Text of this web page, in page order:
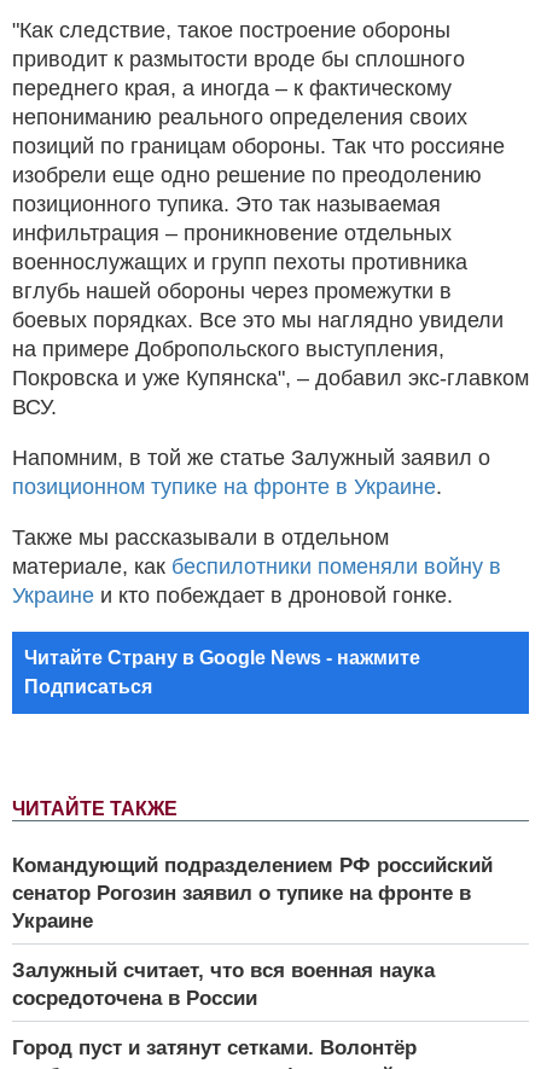
ЧИТАЙТЕ ТАКЖЕ
Командующий подразделением РФ российский
сенатор Рогозин заявил о тупике на фронте в
Украине
Залужный считает, что вся военная наука
сосредоточена в России
Город пуст и затянут сетками. Волонтёр
"Как следствие, такое построение обороны
приводит к размытости вроде бы сплошного
переднего края, а иногда – к фактическому
непониманию реального определения своих
позиций по границам обороны. Так что россияне
изобрели еще одно решение по преодолению
позиционного тупика. Это так называемая
инфильтрация – проникновение отдельных
военнослужащих и групп пехоты противника
вглубь нашей обороны через промежутки в
боевых порядках. Все это мы наглядно увидели
на примере Добропольского выступления,
Покровска и уже Купянска", – добавил экс-главком
ВСУ.
Напомним, в той же статье Залужный заявил о
позиционном тупике на фронте в Украине.
Также мы рассказывали в отдельном
материале, как беспилотники поменяли войну в
Украине и кто побеждает в дроновой гонке.
Читайте Страну в Google News - нажмите
Подписаться